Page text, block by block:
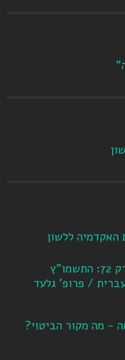
האקדמיה ללשון
"קולולושה" פרק 72: התשמו"ץ
/ פרופ' גלעד
- מה מקור הביטוי?